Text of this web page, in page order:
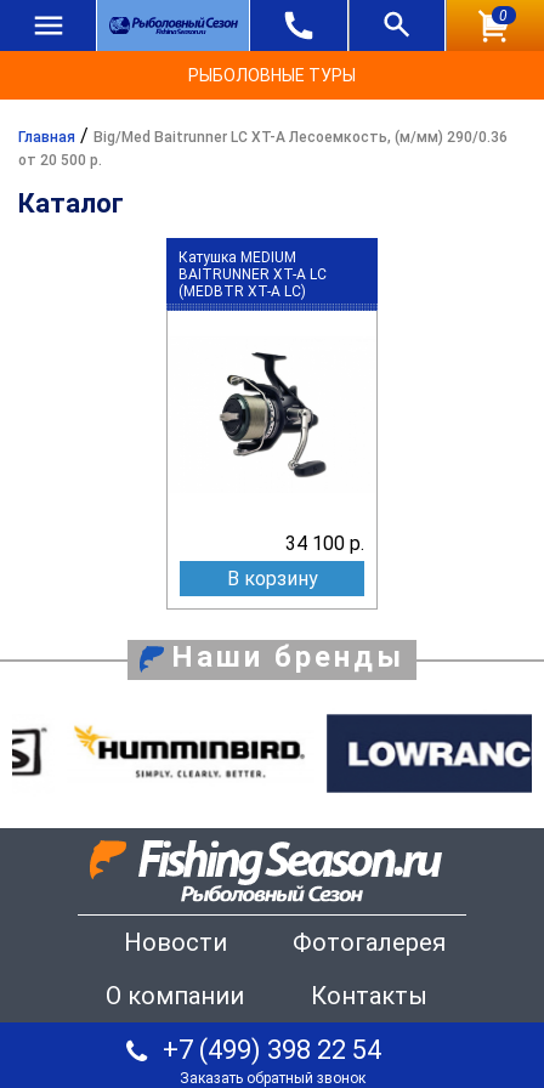
0
РЫБОЛОВНЫЕ ТУРЫ
Главная / Big/Med Baitrunner LC XT-A Лесоемкость, (м/мм) 290/0.36
от 20 500 р.
Каталог
Катушка MEDIUM
BAITRUNNER XT-A LC
(MEDBTR XT-A LC)
34 100 р.
В корзину
Наши бренды
Новости
Фотогалерея
О компании
Контакты
+7 (499) 398 22 54
Заказать обратный звонок